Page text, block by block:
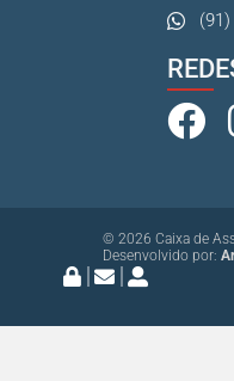
© 2026 Caixa de
Desenvolvido por: